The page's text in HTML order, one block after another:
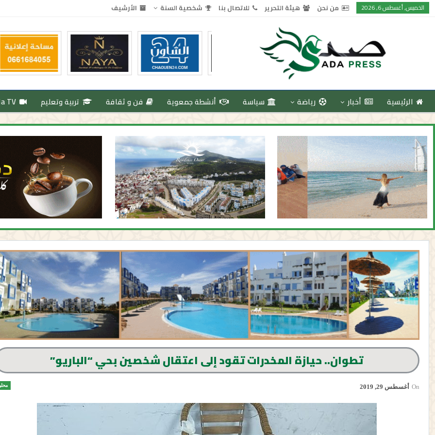
الخميس, أغسطس 6, 2026 من نحن هيئة التحرير للاتصال بنا شخصية السنة الأرشيف
الرئيسية أخبار رياضة سياسة أنشطة جمعوية فن و ثقافة تربية وتعليم TV
تطوان.. حيازة المخدرات تقود إلى اعتقال شخصين بحي “الباريو”
On أغسطس 29, 2019